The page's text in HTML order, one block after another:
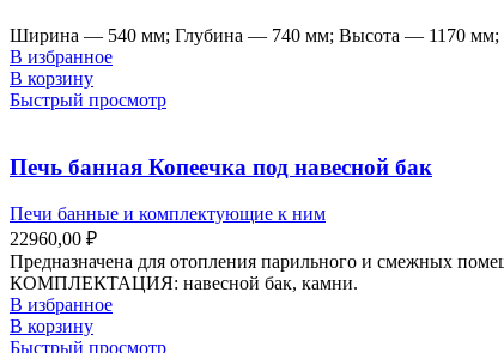
Ширина — 540 мм; Глубина — 740 мм; Высота — 1170 мм;
В избранное
В корзину
Быстрый просмотр
Печь банная Копеечка под навесной бак
Печи банные и комплектующие к ним
22960,00 ₽
Предназначена для отопления парильного и смежных
КОМПЛЕКТАЦИЯ: навесной бак, камни.
В избранное
В корзину
Быстрый просмотр